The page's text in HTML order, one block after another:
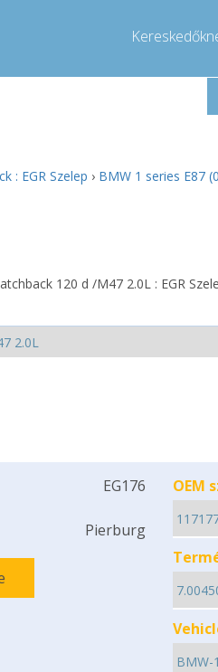
Hívjon!
: EGR Szelep › BMW 1 series E87
120 d /M47 2.0L : EGR
EG176
Pierburg
OEM